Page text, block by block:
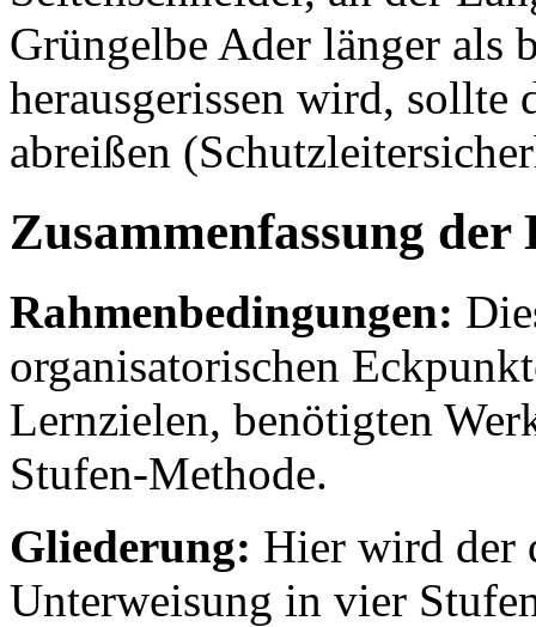
Grüngelbe Ader länger als
herausgerissen wird, sollte
abreißen
Zusammenfassung der
Rahmenbedingungen:
organisatorischen
Lernzielen, benötigten
Stufen-Methode.
Gliederung: Hier wird der
Unterweisung in vier